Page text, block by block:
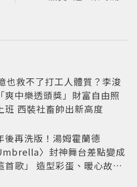
也救不了打工人體質？李浚
爽中樂透頭獎」財富自由照
班 西裝社畜帥出新高度
後再洗版！湯姆霍蘭德
〉封神舞台差點變成
首歌」 造型彩蛋、暖心故事